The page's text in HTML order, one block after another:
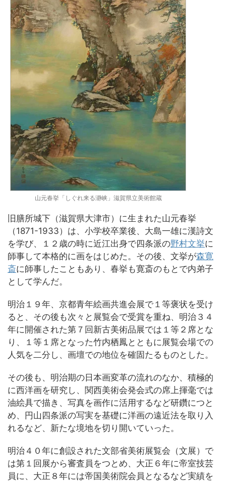
山元春挙「しぐれ来る瀞峡」滋賀県立美術館蔵
旧膳所城下（滋賀県大津市）に生まれた山元春挙
（1871-1933）は、小学校卒業後、大島一雄に漢詩文
を学び、１２歳の時に近江出身で四条派の野村文挙に
師事して本格的に画をはじめた。その後、文挙が森寛
斎に師事したこともあり、春挙も寛斎のもとで内弟子
として学んだ。
明治１９年、京都青年絵画共進会展で１等褒状を受け
ると、その後も次々と展覧会で受賞を重ね、明治３４
年に開催された第７回新古美術品展では１等２席とな
り、１等１席となった竹内栖鳳とともに展覧会場での
人気を二分し、画壇での地位を確固たるものとした。
その後も、明治期の日本画変革の流れのなか、積極的
に西洋画を研究し、関西美術会発会式の席上揮毫では
油絵具で描き、写真を画作に活用するなど研鑽につと
め、円山四条派の写実を基礎に洋画の遠近法を取り入
れるなど、新たな境地を切り開いていった。
明治４０年に創設された文部省美術展覧会（文展）で
は第１回展から審査員をつとめ、大正６年に帝室技芸
員に、大正８年には帝国美術院会員となるなど実績を